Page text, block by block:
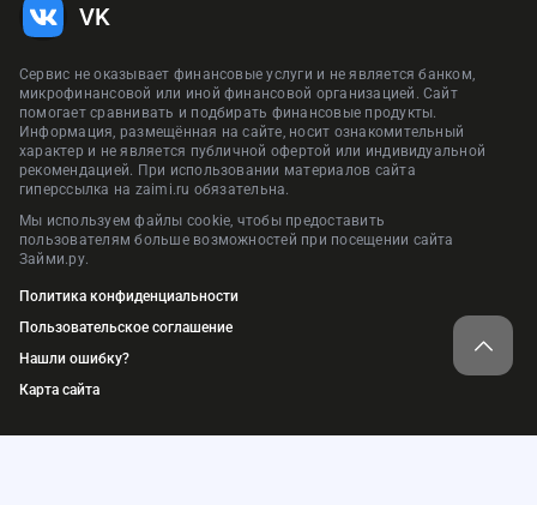
Сервис не оказывает финансовые услуги и не является банком,
микрофинансовой или иной финансовой организацией. Сайт
помогает сравнивать и подбирать финансовые продукты.
Информация, размещённая на сайте, носит ознакомительный
характер и не является публичной офертой или индивидуальной
рекомендацией. При использовании материалов сайта
гиперссылка на zaimi.ru обязательна.
Мы используем файлы cookie, чтобы предоставить
пользователям больше возможностей при посещении сайта
Займи.ру.
Политика конфиденциальности
Пользовательское соглашение
Нашли ошибку?
Карта сайта
VK